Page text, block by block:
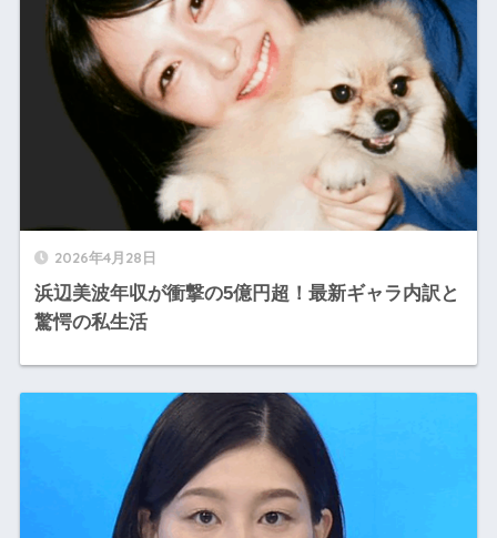
2026年4月28日
浜辺美波年収が衝撃の5億円超！最新ギャラ内訳と
驚愕の私生活